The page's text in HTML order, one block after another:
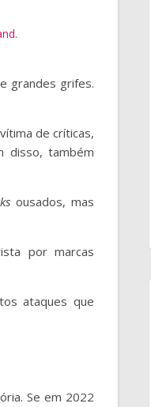
.
grandes grifes.
de críticas,
disso, também
ousados, mas
por marcas
ataques que
Se em 2022